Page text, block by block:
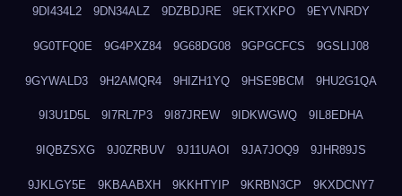
9DI434L2 9DN34ALZ 9DZBDJRE 9EKTXKPO 9EYVNRDY
9G0TFQ0E 9G4PXZ84 9G68DG08 9GPGCFCS 9GSLIJ08
9GYWALD3 9H2AMQR4 9HIZH1YQ 9HSE9BCM 9HU2G1QA
9I3U1D5L 9I7RL7P3 9I87JREW 9IDKWGWQ 9IL8EDHA
9IQBZSXG 9J0ZRBUV 9J11UAOI 9JA7JOQ9 9JHR89JS
9JKLGY5E 9KBAABXH 9KKHTYIP 9KRBN3CP 9KXDCNY7